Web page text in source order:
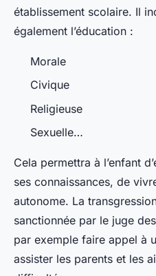
établissement scolaire. Il
également l’éducation :
Morale
Civique
Religieuse
Sexuelle…
Cela permettra à l’enfant
ses connaissances, de
autonome. La
sanctionnée par le juge
par exemple faire appel à
assister les parents et les